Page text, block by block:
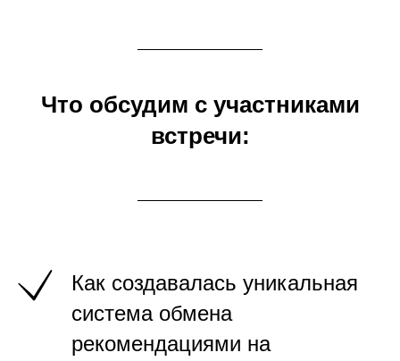
Что обсудим с участниками
встречи:
Как создавалась уникальная
система обмена
рекомендациями на